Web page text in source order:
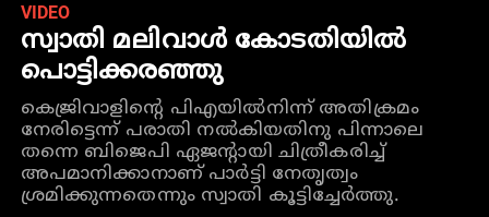
VIDEO
സ്വാതി മലിവാള്‍ കോടതിയില്‍
പൊട്ടിക്കരഞ്ഞു
കെജ്രിവാളിന്റെ പിഎയില്‍നിന്ന് അതിക്രമം
നേരിട്ടെന്ന് പരാതി നല്‍കിയതിനു പിന്നാലെ
തന്നെ ബിജെപി ഏജന്റായി ചിത്രീകരിച്ച്
അപമാനിക്കാനാണ് പാര്‍ട്ടി നേതൃത്വം
ശ്രമിക്കുന്നതെന്നും സ്വാതി കൂട്ടിച്ചേര്‍ത്തു.